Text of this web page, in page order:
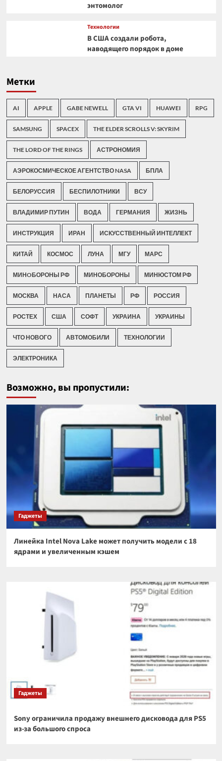
энтомолог
Технологии
В США создали робота,
наводящего порядок в доме
Метки
AI APPLE GABE NEWELL GTA VI HUAWEI RPG
SAMSUNG SPACEX THE ELDER SCROLLS V: SKYRIM
THE LORD OF THE RINGS АСТРОНОМИЯ
АЭРОКОСМИЧЕСКОЕ АГЕНТСТВО NASA БПЛА
БЕЛОРУССИЯ БЕСПИЛОТНИКИ ВСУ
ВЛАДИМИР ПУТИН ВОДА ГЕРМАНИЯ ЖИЗНЬ
ИНСТРУКЦИЯ ИРАН ИСКУССТВЕННЫЙ ИНТЕЛЛЕКТ
КИТАЙ КОСМОС ЛУНА МГУ МАРС
МИНOБОРОНЫ РФ МИНОБОРОНЫ МИНЮСТОМ РФ
МОСКВА НАСА ПЛАНЕТЫ РФ РОССИЯ
РОСТЕХ США СОФТ УКРАИНА УКРАИНЫ
ЧТО НОВОГО АВТОМОБИЛИ ТЕХНОЛОГИИ
ЭЛЕКТРОНИКА
Возможно, вы пропустили:
Гаджеты
Линейка Intel Nova Lake может получить модели с 18
ядрами и увеличенным кэшем
Гаджеты
Sony ограничила продажу внешнего дисковода для PS5
из-за большого спроса